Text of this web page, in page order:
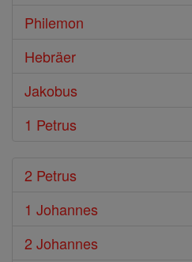
Philemon
Hebräer
Jakobus
1 Petrus
2 Petrus
1 Johannes
2 Johannes